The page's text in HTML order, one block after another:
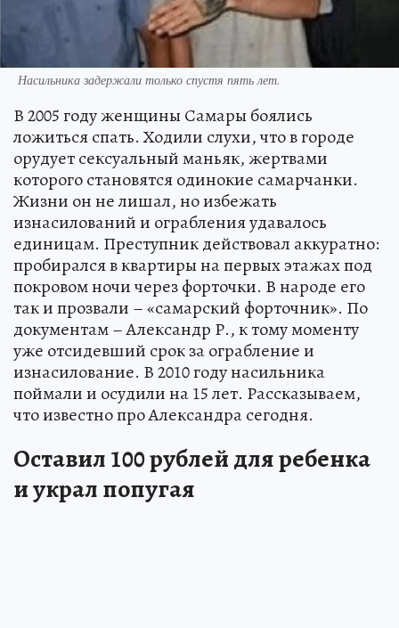
Насильника задержали только спустя пять лет.
В 2005 году женщины Самары боялись
ложиться спать. Ходили слухи, что в городе
орудует сексуальный маньяк, жертвами
которого становятся одинокие самарчанки.
Жизни он не лишал, но избежать
изнасилований и ограбления удавалось
единицам. Преступник действовал аккуратно:
пробирался в квартиры на первых этажах под
покровом ночи через форточки. В народе его
так и прозвали – «самарский форточник». По
документам – Александр Р., к тому моменту
уже отсидевший срок за ограбление и
изнасилование. В 2010 году насильника
поймали и осудили на 15 лет. Рассказываем,
что известно про Александра сегодня.
Оставил 100 рублей для ребенка
и украл попугая